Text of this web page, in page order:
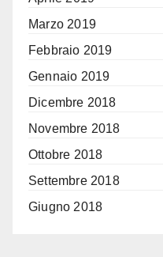
Marzo 2019
Febbraio 2019
Gennaio 2019
Dicembre 2018
Novembre 2018
Ottobre 2018
Settembre 2018
Giugno 2018